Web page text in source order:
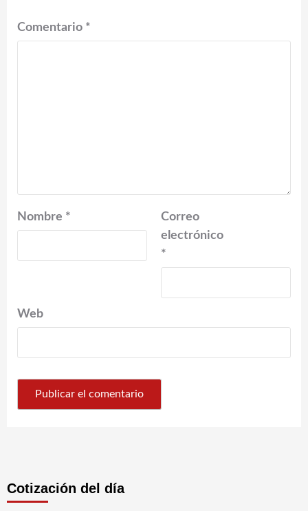
Comentario *
Nombre *
Correo
electrónico
*
Web
Cotización del día